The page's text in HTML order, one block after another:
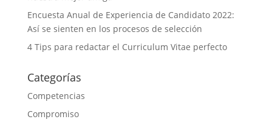
Encuesta Anual de Experiencia de Candidato 2022:
Así se sienten en los procesos de selección
4 Tips para redactar el Curriculum Vitae perfecto
Categorías
Competencias
Compromiso